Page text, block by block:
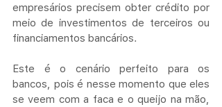
empresários precisem obter crédito por
meio de investimentos de terceiros ou
financiamentos bancários.
Este é o cenário perfeito para os
bancos, pois é nesse momento que eles
se veem com a faca e o queijo na mão,